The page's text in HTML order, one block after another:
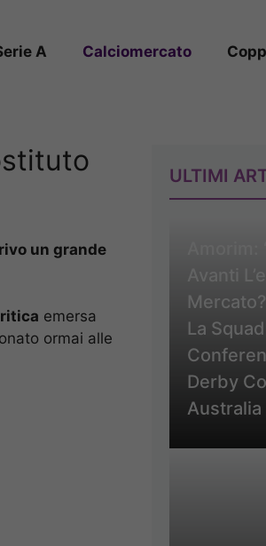
A Calciomercato
un grande
emersa
ormai alle
ULTIMI
Avanti
La
Derby
Australia